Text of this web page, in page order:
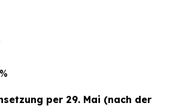
per 29. Mai (nach der